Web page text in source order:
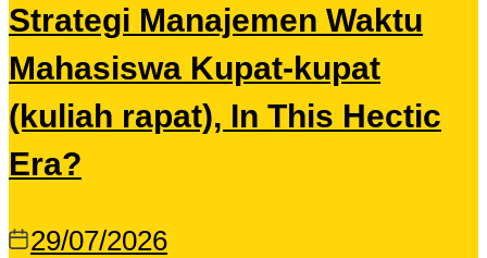
Strategi Manajemen Waktu
Mahasiswa Kupat-kupat
(kuliah rapat), In This Hectic
Era?
29/07/2026